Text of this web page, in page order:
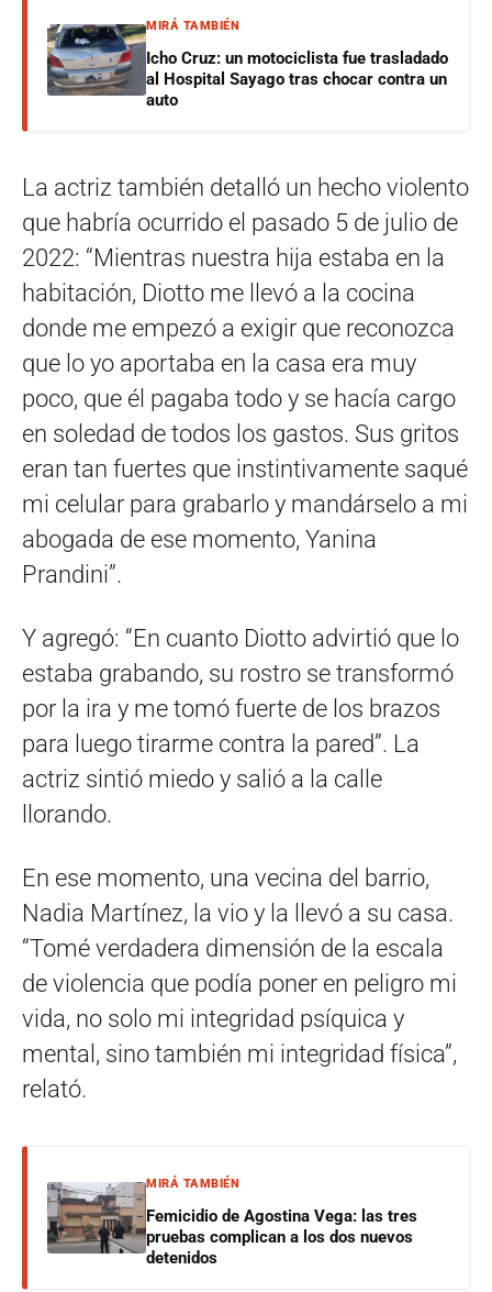
MIRÁ TAMBIÉN
Icho Cruz: un motociclista fue trasladado
al Hospital Sayago tras chocar contra un
auto
La actriz también detalló un hecho violento
que habría ocurrido el pasado 5 de julio de
2022: “Mientras nuestra hija estaba en la
habitación, Diotto me llevó a la cocina
donde me empezó a exigir que reconozca
que lo yo aportaba en la casa era muy
poco, que él pagaba todo y se hacía cargo
en soledad de todos los gastos. Sus gritos
eran tan fuertes que instintivamente saqué
mi celular para grabarlo y mandárselo a mi
abogada de ese momento, Yanina
Prandini”.
Y agregó: “En cuanto Diotto advirtió que lo
estaba grabando, su rostro se transformó
por la ira y me tomó fuerte de los brazos
para luego tirarme contra la pared”. La
actriz sintió miedo y salió a la calle
llorando.
En ese momento, una vecina del barrio,
Nadia Martínez, la vio y la llevó a su casa.
“Tomé verdadera dimensión de la escala
de violencia que podía poner en peligro mi
vida, no solo mi integridad psíquica y
mental, sino también mi integridad física”,
relató.
MIRÁ TAMBIÉN
Femicidio de Agostina Vega: las tres
pruebas complican a los dos nuevos
detenidos